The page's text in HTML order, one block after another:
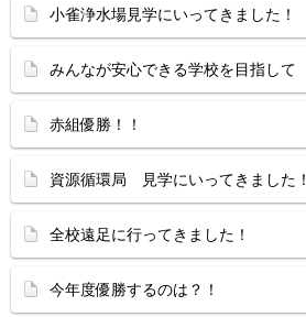
小雀浄水場見学にいってきました！
みんなが安心できる学校を目指して
赤組優勝！！
資源循環局 見学にいってきました！
全校遠足に行ってきました！
今年度優勝するのは？！